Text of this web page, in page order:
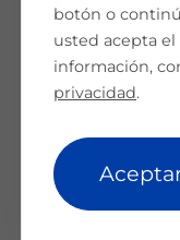
Vídeos
ESG
Noticias
Eventos
Servicio y
Autenticidad de
Contacto
Copyright © Anhui
ICP备2022005100号
Cookie Setting |
botón o
usted acepta el
información,
privacidad.